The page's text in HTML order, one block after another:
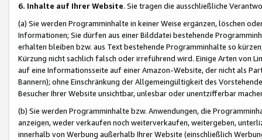
6. Inhalte auf Ihrer Website. Sie tragen die ausschließliche
(a) Sie werden Programminhalte in keiner Weise ergänzen, löschen
Informationen; Sie dürfen aus einer Bilddatei bestehende
erhalten bleiben bzw. aus Text bestehende Programminhalte so
Kürzung nicht sachlich falsch oder irreführend wird. Einige Arten von
auf eine Informationsseite auf einer Amazon-Website, der nicht als
Bannern); ohne Einschränkung der Allgemeingültigkeit des
Besucher Ihrer Website unsichtbar, unlesbar oder unentzifferbar
(b) Sie werden Programminhalte bzw. Anwendungen, die
anzeigen, weder verkaufen noch weiterverkaufen, weitergeben,
innerhalb von Werbung außerhalb Ihrer Website (einschließlich